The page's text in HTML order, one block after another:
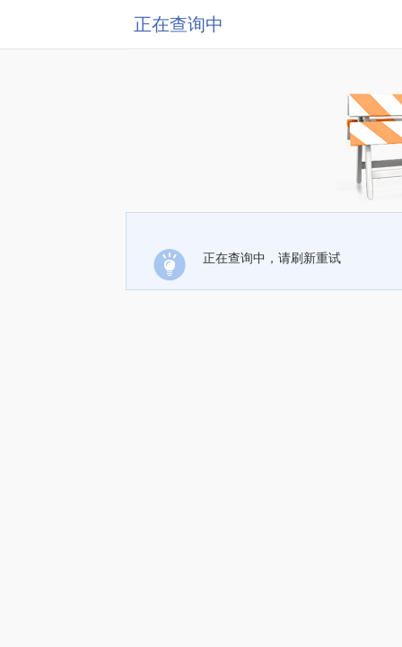
正在查询中
正在查询中，请刷新重试